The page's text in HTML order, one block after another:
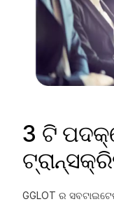
3 ଟି
GGLOT ର